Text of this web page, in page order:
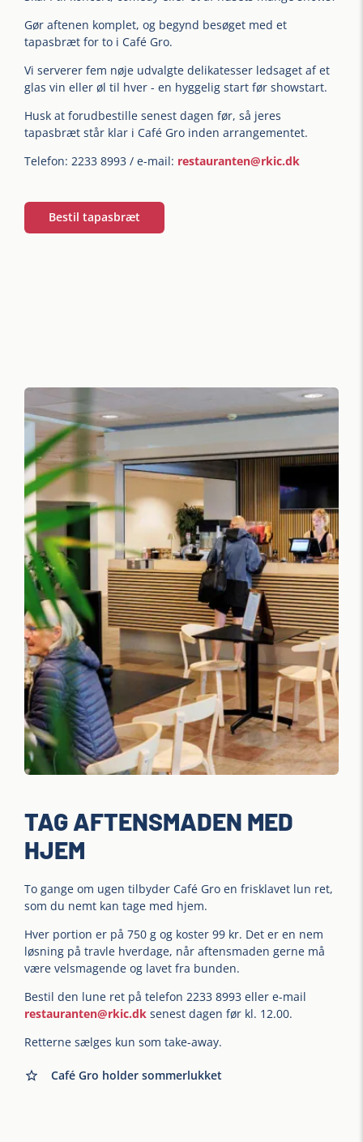
Gør aftenen komplet, og begynd besøget med et
tapasbræt for to i Café Gro.
Vi serverer fem nøje udvalgte delikatesser ledsaget af et
glas vin eller øl til hver - en hyggelig start før showstart.
Husk at forudbestille senest dagen før, så jeres
tapasbræt står klar i Café Gro inden arrangementet.
Telefon: 2233 8993 / e-mail: restauranten@rkic.dk
Bestil tapasbræt
TAG AFTENSMADEN MED
HJEM
To gange om ugen tilbyder Café Gro en frisklavet lun ret,
som du nemt kan tage med hjem.
Hver portion er på 750 g og koster 99 kr. Det er en nem
løsning på travle hverdage, når aftensmaden gerne må
være velsmagende og lavet fra bunden.
Bestil den lune ret på telefon 2233 8993 eller e-mail
restauranten@rkic.dk senest dagen før kl. 12.00.
Retterne sælges kun som take-away.
Café Gro holder sommerlukket